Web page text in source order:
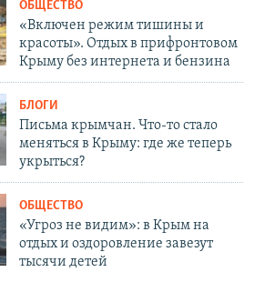
ОБЩЕСТВО
«Включен режим тишины и
красоты». Отдых в прифронтовом
Крыму без интернета и бензина
БЛОГИ
Письма крымчан. Что-то стало
меняться в Крыму: где же теперь
укрыться?
ОБЩЕСТВО
«Угроз не видим»: в Крым на
отдых и оздоровление завезут
тысячи детей